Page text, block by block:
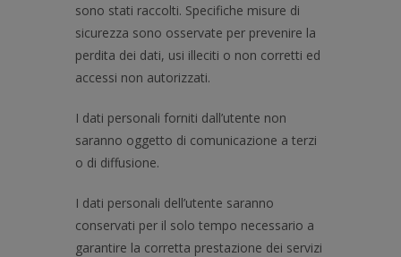
sono stati raccolti. Specifiche misure di
sicurezza sono osservate per prevenire la
perdita dei dati, usi illeciti o non corretti ed
accessi non autorizzati.
I dati personali forniti dall’utente non
saranno oggetto di comunicazione a terzi
o di diffusione.
I dati personali dell’utente saranno
conservati per il solo tempo necessario a
garantire la corretta prestazione dei servizi